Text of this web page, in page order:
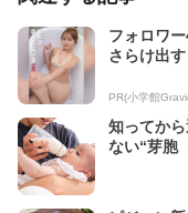
フォロワ
さらけ出す
PR(小学館
知ってか
ない“芽胞